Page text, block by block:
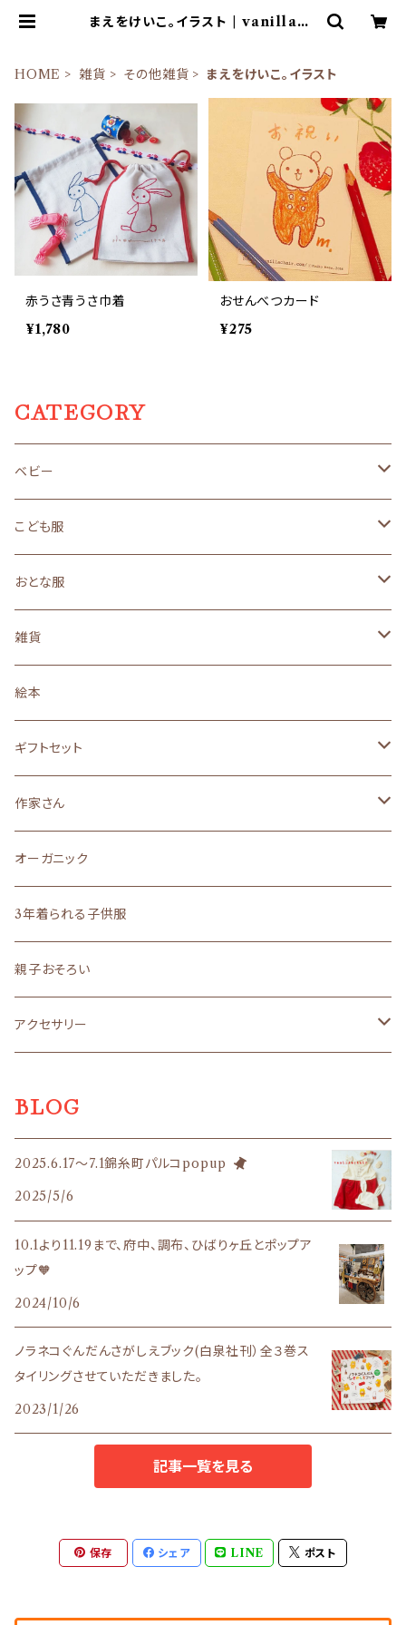
まえをけいこ。イラスト | vanillach
HOME 雑貨 その他雑貨 まえをけいこ。イラスト
赤うさ青うさ巾着
¥1,780
おせんべつカード
¥275
CATEGORY
ベビー
size 50～70（新生児サイズ）
ギフトセット
オーガニック
size 80（１歳サイズ）
オーガニック
ロングセラー
３年着られるこども服
ロングセラー
made in JAPAN
ベビー小物
オーガニック
made in JAPAN
size90
オーガニック
オーガニック
madeinJAPAN
こども服
size90（２歳くらいサイズ）
オーガニック
ロングセラー
size110（４歳くらいサイズ）
made in JAPAN
３年着られるこども服
ロングセラー
made in JAPAN
size130(6～7歳くらいサイズ)
おとな服
ロングセラー
親子おそろい
雑貨
黒うさ・白うさシリーズ
黒ねこ・白ねこシリーズ
らくがきシリーズ
文房具
まえをけいこ。イラスト
その他雑貨
ギフト
まえをけいこ。イラスト
オーダーメイド
うちの子シリーズ
ロングセラー
絵本
ギフトセット
サイズ８０(１歳)
ロングセラー
サイズ５０～７０
ラッピング
ラッピングボックス
ラッピングL
作家さん
作家さん雑貨
バッグ
アクセサリー
作家さんアクセサリー
作家さんバッグ
原優子さん
avion
mello
nuage
le23fevrier
オーガニック
3年着られる子供服
親子おそろい
アクセサリー
mello
le23fevrier
nosket
nuage
BLOG
2025.6.17〜7.1錦糸町パルコpopup
2025/5/6
10.1より11.19まで、府中、調布、ひばりヶ丘とポップア
ップ🧡
2024/10/6
ノラネコぐんだんさがしえブック(白泉社刊）全３巻ス
タイリングさせていただきました。
2023/1/26
記事一覧を見る
保存 シェア LINE ポスト